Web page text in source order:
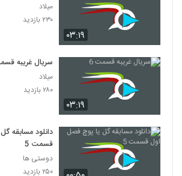
۰۳:۱۹
میلاد
۲۳۰ بازدید
۰۳:۱۹
سریال غریبه
میلاد
۲۸۰ بازدید
دانلود مسابقه
قسمت 5
دوستی ها
۲۵۰ بازدید